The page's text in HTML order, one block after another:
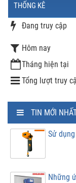
THỐNG KÊ
Đang truy cập
Hôm nay
Tháng hiện tại
Tổng lượt truy
TIN MỚI
Sử
Những